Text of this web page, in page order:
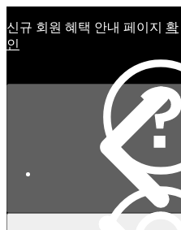
신규 회원 혜택 안내 페이지 확
인